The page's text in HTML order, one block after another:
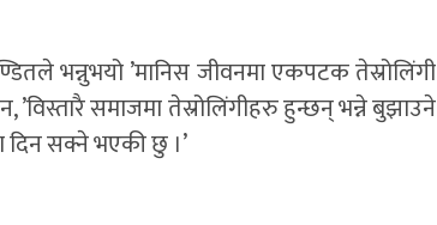
भन्नुभयो ’मानिस जीवनमा एकपटक तेस्रोलिंगी
समाजमा तेस्रोलिंगीहरु हुन्छन् भन्ने बुझाउने
दिन सक्ने भएकी छु ।’